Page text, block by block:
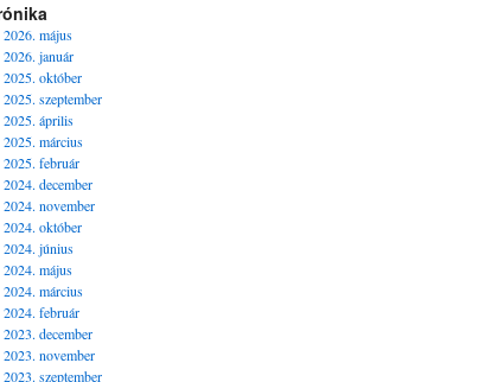
2026. május
2026. január
2025. október
2025. szeptember
2025. április
2025. március
2025. február
2024. december
2024. november
2024. október
2024. június
2024. május
2024. március
2024. február
2023. december
2023. november
2023. szeptember